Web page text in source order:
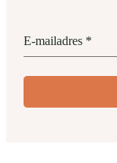
E-mailadres *